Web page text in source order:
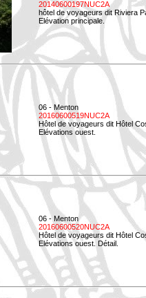
20140600197NUC2A
hôtel de voyageurs dit Riviera
Elévation principale.
06 - Menton
20160600519NUC2A
Hôtel de voyageurs dit Hôtel
Elévations ouest.
06 - Menton
20160600520NUC2A
Hôtel de voyageurs dit Hôtel
Elévations ouest. Détail.